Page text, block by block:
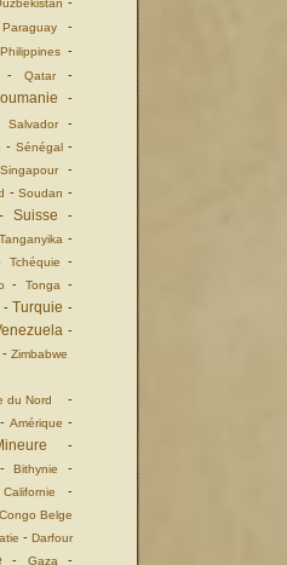
Paraguay-
Philippines -
-Qatar-
-
Salvador-
- Sénégal-
Singapour-
-Soudan -
Suisse -
Tanganyika -
Tchéquie -
- Tonga -
-Turquie -
-
- Zimbabwe
du Nord -
-Amérique -
-
Bithynie -
Californie -
Congo Belge
-Darfour
- Gaza -